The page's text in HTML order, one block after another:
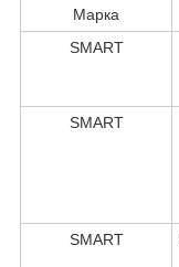
Марка
SMART
SMART
SMART